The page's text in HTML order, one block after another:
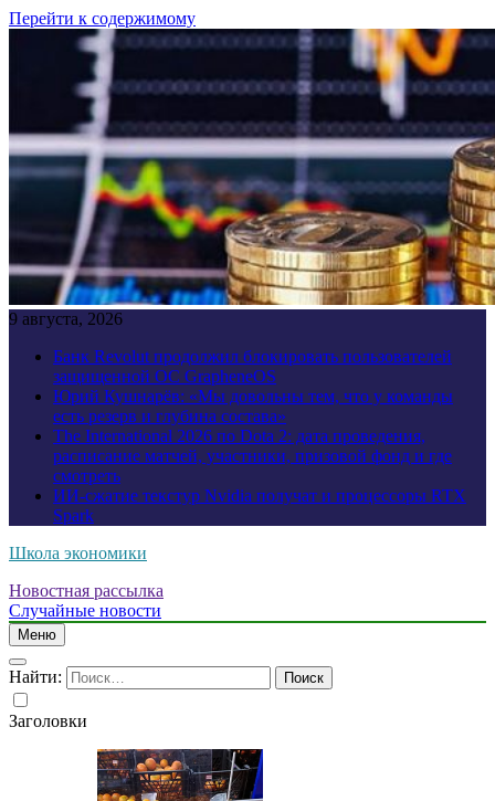
Перейти к содержимому
9 августа, 2026
Банк Revolut продолжил блокировать пользователей
защищенной ОС GrapheneOS
Юрий Кушнарёв: «Мы довольны тем, что у команды
есть резерв и глубина состава»
The International 2026 по Dota 2: дата проведения,
расписание матчей, участники, призовой фонд и где
смотреть
ИИ-сжатие текстур Nvidia получат и процессоры RTX
Spark
Школа экономики
Новостная рассылка
Случайные новости
Меню
Найти:
Заголовки